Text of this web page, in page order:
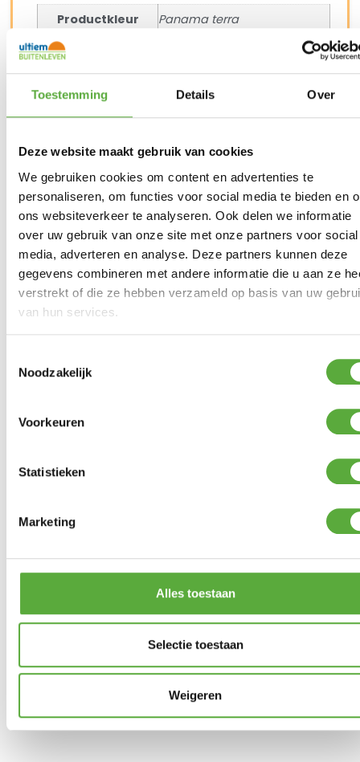
Toestemming Details Over
Deze website maakt gebruik van cookies
We gebruiken cookies om content en advertenties te
personaliseren, om functies voor social media te bieden en
ons websiteverkeer te analyseren. Ook delen we informatie
over uw gebruik van onze site met onze partners voor social
media, adverteren en analyse. Deze partners kunnen deze
gegevens combineren met andere informatie die u aan ze
verstrekt of die ze hebben verzameld op basis van uw
van hun services.
Noodzakelijk
Voorkeuren
Statistieken
Marketing
Alles toestaan
Selectie toestaan
Weigeren
Productkleur
Panama terra
Vorm
Vierkant
Lengte
50 cm
Breedte
50 cm
Hoogte
5 cm
SKU
SEATB261
kussen
120x48cm –
Panama
Rood
€39,95